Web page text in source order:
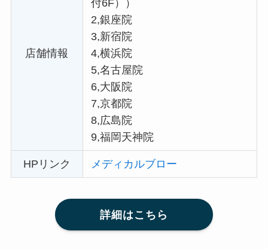
店舗情報
付6F））
2,銀座院
3,新宿院
4,横浜院
5,名古屋院
6,大阪院
7,京都院
8,広島院
9,福岡天神院
HPリンク メディカルブロー
詳細はこちら